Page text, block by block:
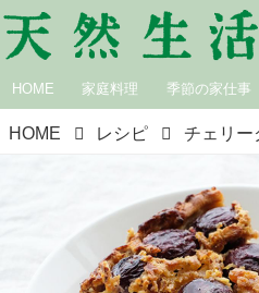
HOME 家庭料理 季節の家仕事
HOME レシピ